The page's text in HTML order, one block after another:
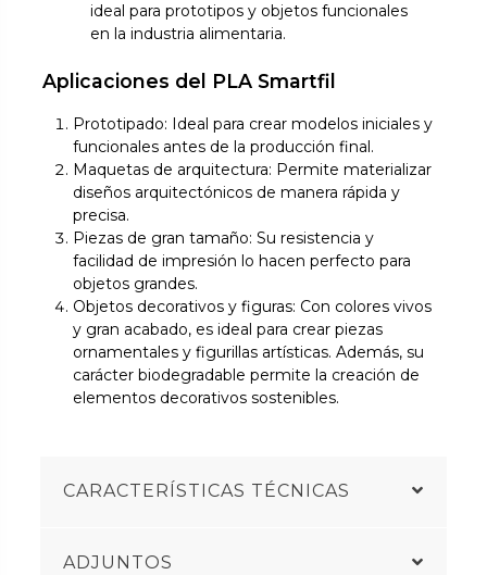
ideal para prototipos y objetos funcionales
en la industria alimentaria.
Aplicaciones del PLA Smartfil
Prototipado: Ideal para crear modelos iniciales y
funcionales antes de la producción final.
Maquetas de arquitectura: Permite materializar
diseños arquitectónicos de manera rápida y
precisa.
Piezas de gran tamaño: Su resistencia y
facilidad de impresión lo hacen perfecto para
objetos grandes.
Objetos decorativos y figuras: Con colores vivos
y gran acabado, es ideal para crear piezas
ornamentales y figurillas artísticas. Además, su
carácter biodegradable permite la creación de
elementos decorativos sostenibles.
CARACTERÍSTICAS TÉCNICAS
ADJUNTOS